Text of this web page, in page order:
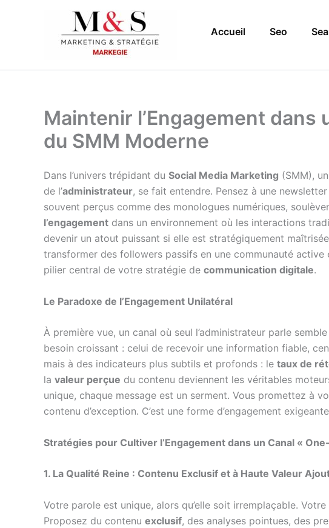
Accueil Seo Sea
Maintenir l’Engagement dans
du SMM Moderne
Dans l’univers trépidant du Social Media Marketing (SMM),
de l’administrateur, se fait entendre. Pensez à une
souvent perçus comme des monologues numériques,
l’engagement dans un environnement où les interactions
devenir un atout puissant si elle est stratégiquement
transformer des followers passifs en une communauté
pilier central de votre stratégie de communication digitale.
Le Paradoxe de l’Engagement Unilatéral
À première vue, un canal où seul l’administrateur parle
besoin croissant : celui de recevoir une information fiable,
mais à des indicateurs plus subtils et profonds : le taux de
la valeur perçue du contenu deviennent les véritables
unique, chaque message est un serment. Vous promettez à
contenu d’exception. C’est une forme d’engagement
Stratégies pour Cultiver l’Engagement dans un Canal «
1. La Qualité Reine : Contenu Exclusif et à Haute Valeur
Votre parole est unique, alors qu’elle soit irremplaçable.
Proposez du contenu exclusif, des analyses pointues, des